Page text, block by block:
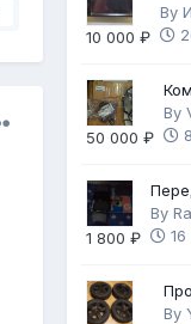
10 000 ₽
By
50 000 ₽
By
1 800 ₽
By
By